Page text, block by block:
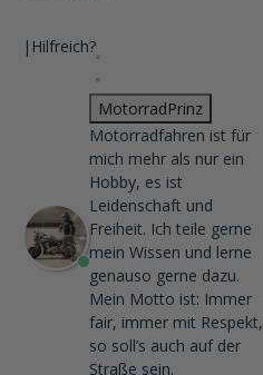
| Hilfreich?
MotorradPrinz
Motorradfahren ist für
mich mehr als nur ein
Hobby, es ist
Leidenschaft und
Freiheit. Ich teile gerne
mein Wissen und lerne
genauso gerne dazu.
Mein Motto ist: Immer
fair, immer mit Respekt,
so soll’s auch auf der
Straße sein.